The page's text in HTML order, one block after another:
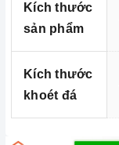
Kích thước
sản phẩm
Kích thước
khoét đá